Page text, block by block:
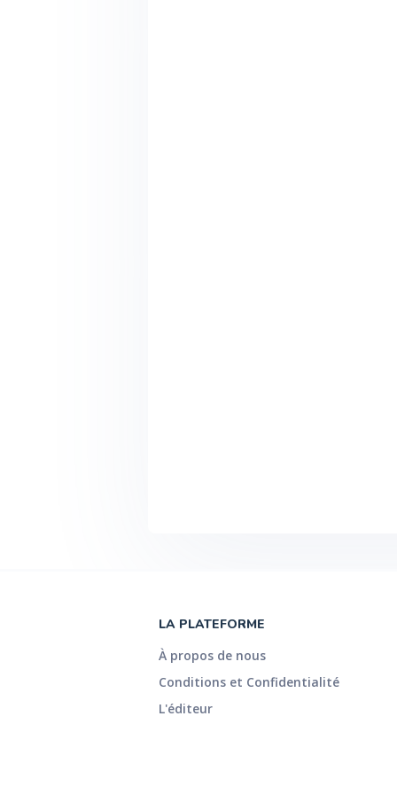
LA PLATEFORME
À propos de nous
Conditions et Confidentialité
L'éditeur